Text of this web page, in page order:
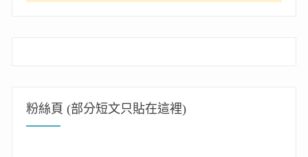
粉絲頁 (部分短文只貼在這裡)